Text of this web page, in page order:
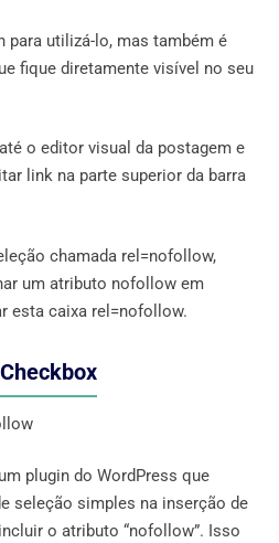
para utilizá-lo, mas também é
fique diretamente visível no seu
o editor visual da postagem e
link na parte superior da barra
chamada rel=nofollow,
um atributo nofollow em
esta caixa rel=nofollow.
plugin do WordPress que
seleção simples na inserção de
o atributo “nofollow”. Isso